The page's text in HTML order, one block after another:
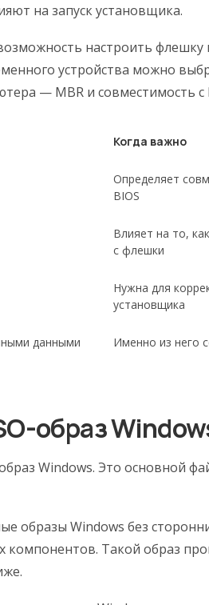
на запуск установщика.
настроить флешку
устройства можно
— MBR и совместимость с
Когда важно
Определяет
BIOS
Влияет на то,
с флешки
Нужна для
установщика
данными
Именно из него
образ
Windows. Это основной
образы Windows без
Такой образ